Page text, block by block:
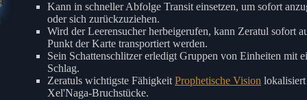
Kann in schneller Abfolge Transit einsetzen, um sofort
oder sich zurückzuziehen.
Wird der Leerensucher herbeigerufen, kann Zeratul sofort
Punkt der Karte transportiert werden.
Sein Schattenschlitzer erledigt Gruppen von Einheiten mit
Schlag.
Zeratuls wichtigste Fähigkeit Prophetische Vision lokalisiert
Xel'Naga-Bruchstücke.